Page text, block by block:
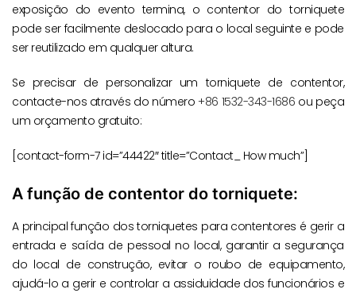
exposição do evento termina, o contentor do torniquete
pode ser facilmente deslocado para o local seguinte e pode
ser reutilizado em qualquer altura.
Se precisar de personalizar um torniquete de contentor,
contacte-nos através do número +86 1532-343-1686 ou peça
um orçamento gratuito:
[contact-form-7 id=”44422″ title=”Contact_ How much”]
A função de contentor do torniquete:
A principal função dos torniquetes para contentores é gerir a
entrada e saída de pessoal no local, garantir a segurança
do local de construção, evitar o roubo de equipamento,
ajudá-lo a gerir e controlar a assiduidade dos funcionários e